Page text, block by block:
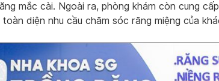
mắc cài. Ngoài ra, phòng khám còn cung
diện nhu cầu chăm sóc răng miệng của